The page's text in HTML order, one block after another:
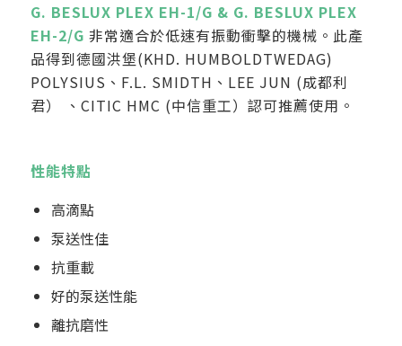
G. BESLUX PLEX EH-1/G & G. BESLUX PLEX
EH-2/G 非常適合於低速有振動衝擊的機械。此產
品得到德國洪堡(KHD. HUMBOLDTWEDAG)
POLYSIUS、F.L. SMIDTH、LEE JUN (成都利
君） 、CITIC HMC (中信重工）認可推薦使用。
性能特點
高滴點
泵送性佳
抗重載
好的泵送性能
離抗磨性